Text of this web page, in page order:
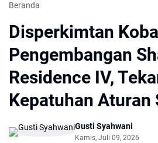
Beranda
Disperkimtan
Pengembangan
Residence IV,
Kepatuhan Aturan
Gusti Syahwani
Kamis, Juli 09, 2026